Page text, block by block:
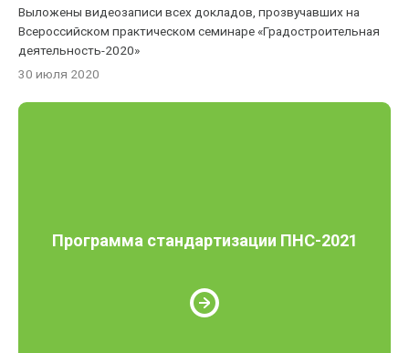
Выложены видеозаписи всех докладов, прозвучавших на
Всероссийском практическом семинаре «Градостроительная
деятельность-2020»
30 июля 2020
Программа стандартизации ПНС-2021